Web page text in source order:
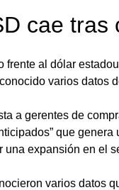
cae tras
frente al dólar
varios datos
a gerentes de
que
una expansión en el
varios datos